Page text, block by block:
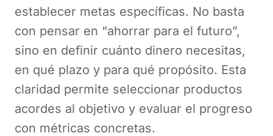
establecer metas específicas. No basta
con pensar en “ahorrar para el futuro”,
sino en definir cuánto dinero necesitas,
en qué plazo y para qué propósito. Esta
claridad permite seleccionar productos
acordes al objetivo y evaluar el progreso
con métricas concretas.